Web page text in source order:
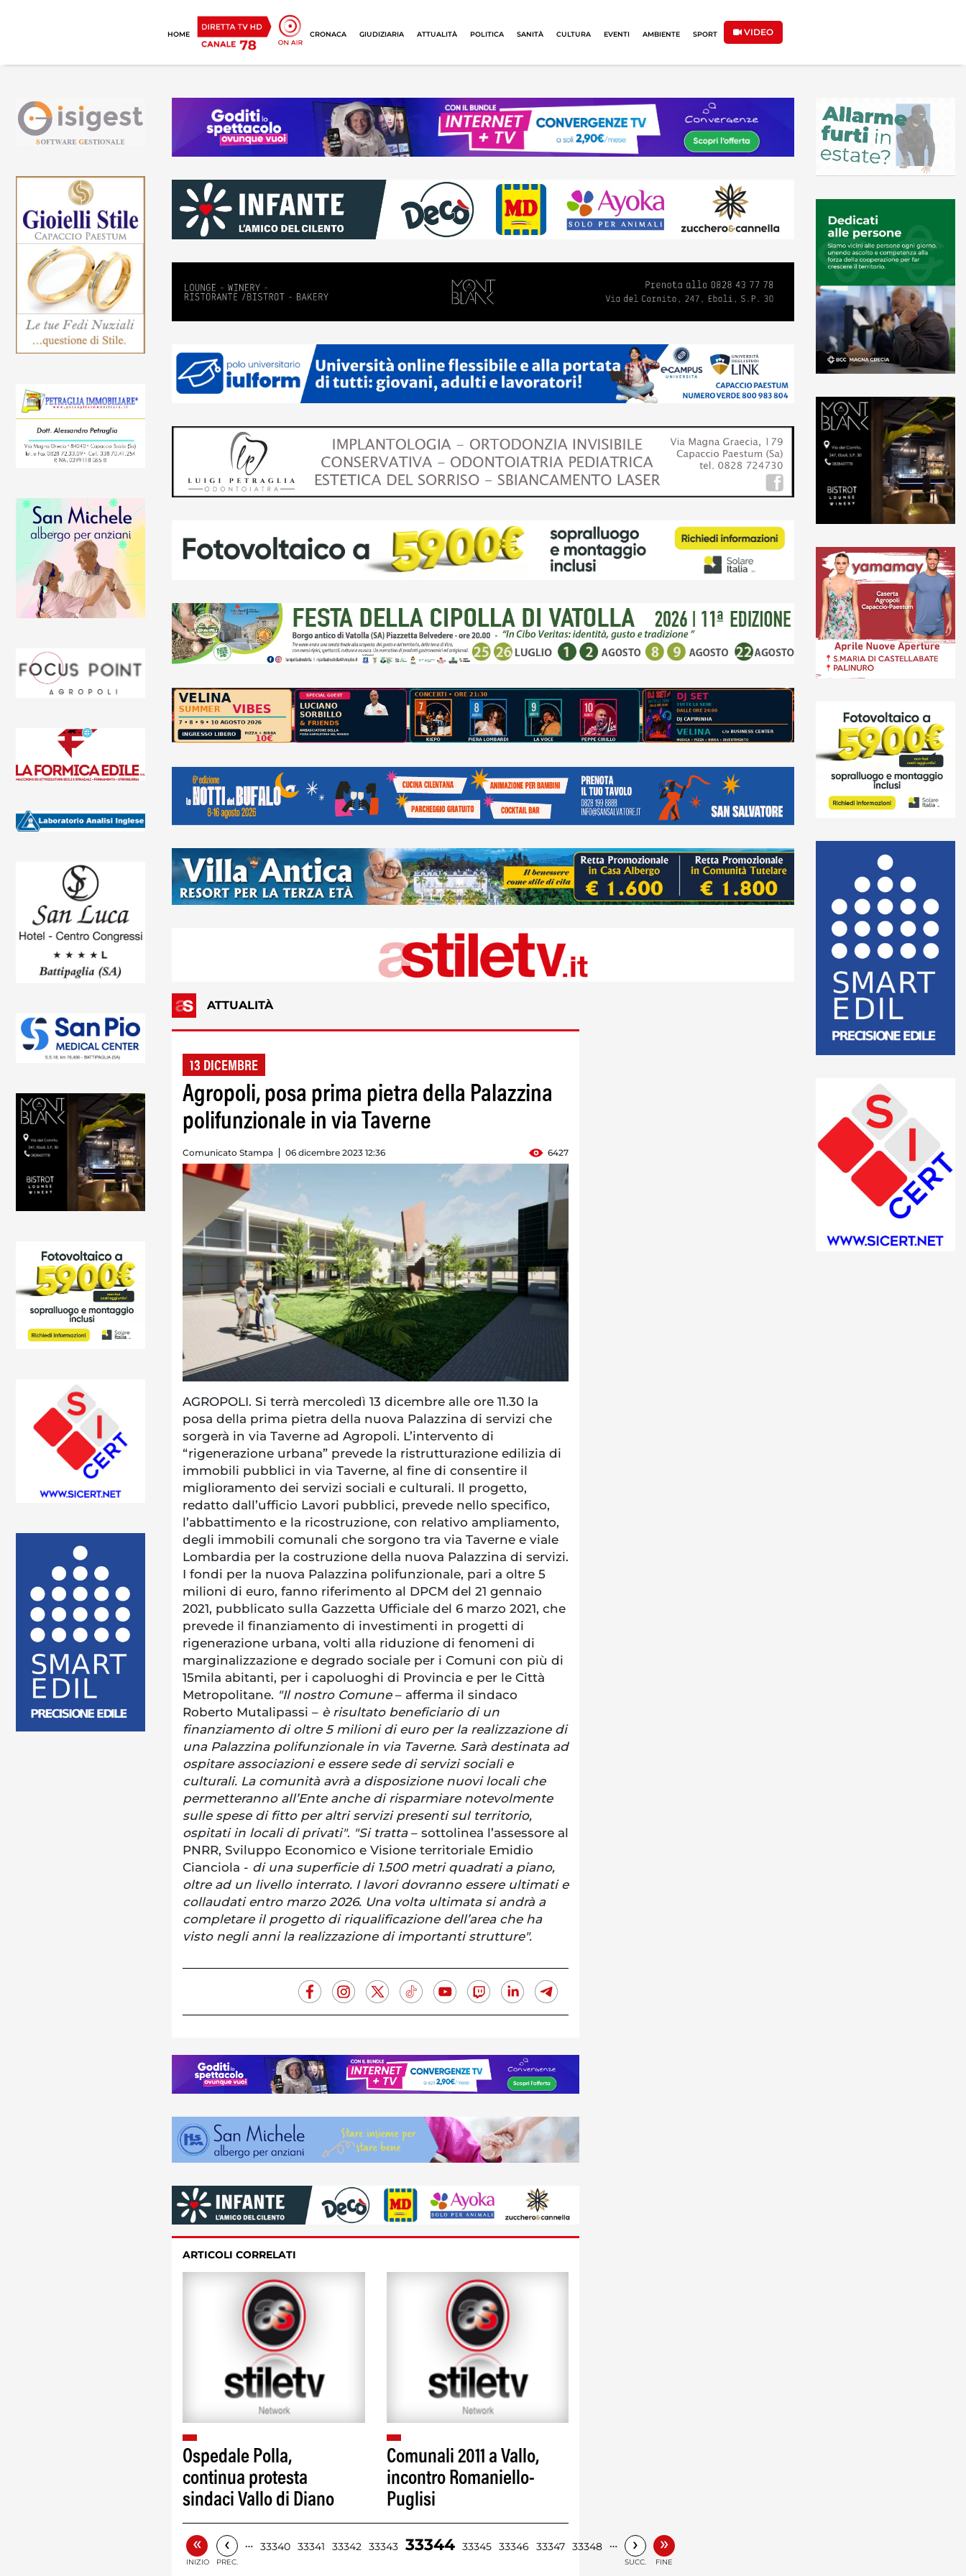
HOME CRONACA GIUDIZIARIA ATTUALITÀ POLITICA SANITÀ CULTURA EVENTI AMBIENTE SPORT VIDEO
ATTUALITÀ
13 DICEMBRE
Agropoli, posa prima pietra della Palazzina
polifunzionale in via Taverne
Comunicato Stampa 06 dicembre 2023 12:36 6427
AGROPOLI. Si terrà mercoledì 13 dicembre alle ore 11.30 la
posa della prima pietra della nuova Palazzina di servizi che
sorgerà in via Taverne ad Agropoli. L’intervento di
“rigenerazione urbana” prevede la ristrutturazione edilizia di
immobili pubblici in via Taverne, al fine di consentire il
miglioramento dei servizi sociali e culturali. Il progetto,
redatto dall’ufficio Lavori pubblici, prevede nello specifico,
l’abbattimento e la ricostruzione, con relativo ampliamento,
degli immobili comunali che sorgono tra via Taverne e viale
Lombardia per la costruzione della nuova Palazzina di servizi.
I fondi per la nuova Palazzina polifunzionale, pari a oltre 5
milioni di euro, fanno riferimento al DPCM del 21 gennaio
2021, pubblicato sulla Gazzetta Ufficiale del 6 marzo 2021, che
prevede il finanziamento di investimenti in progetti di
rigenerazione urbana, volti alla riduzione di fenomeni di
marginalizzazione e degrado sociale per i Comuni con più di
15mila abitanti, per i capoluoghi di Provincia e per le Città
Metropolitane. "Il nostro Comune– afferma il sindaco
Roberto Mutalipassi – è risultato beneficiario di un
finanziamento di oltre 5 milioni di euro per la realizzazione di
una Palazzina polifunzionale in via Taverne. Sarà destinata ad
ospitare associazioni e essere sede di servizi sociali e
culturali. La comunità avrà a disposizione nuovi locali che
permetteranno all’Ente anche di risparmiare notevolmente
sulle spese di fitto per altri servizi presenti sul territorio,
ospitati in locali di privati". "Si tratta– sottolinea l’assessore al
PNRR, Sviluppo Economico e Visione territoriale Emidio
Cianciola - di una superficie di 1.500 metri quadrati a piano,
oltre ad un livello interrato. I lavori dovranno essere ultimati e
collaudati entro marzo 2026. Una volta ultimata si andrà a
completare il progetto di riqualificazione dell’area che ha
visto negli anni la realizzazione di importanti strutture".
ARTICOLI CORRELATI
Ospedale Polla,
continua protesta
sindaci Vallo di Diano
Comunali 2011 a Vallo,
incontro Romaniello-
Puglisi
«
INIZIO
‹
PREC.
… 33340 33341 33342 33343 33344 33345 33346 33347 33348 … ›
SUCC.
»
FINE